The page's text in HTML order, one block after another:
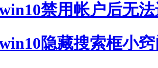
禁用帐户后无
隐藏搜索框小